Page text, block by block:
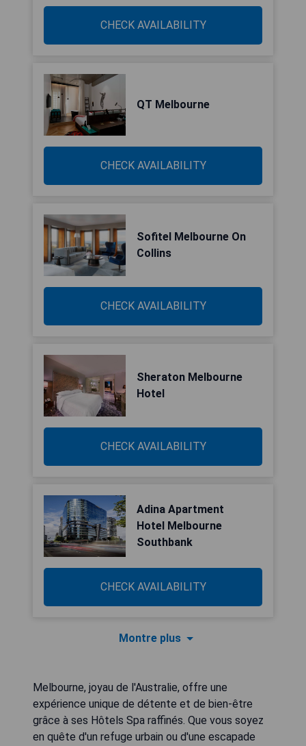
CHECK AVAILABILITY
QT Melbourne
CHECK AVAILABILITY
Sofitel Melbourne On
Collins
CHECK AVAILABILITY
Sheraton Melbourne
Hotel
CHECK AVAILABILITY
Adina Apartment
Hotel Melbourne
Southbank
CHECK AVAILABILITY
Montre plus
Melbourne, joyau de l'Australie, offre une
expérience unique de détente et de bien-être
grâce à ses Hôtels Spa raffinés. Que vous soyez
en quête d'un refuge urbain ou d'une escapade